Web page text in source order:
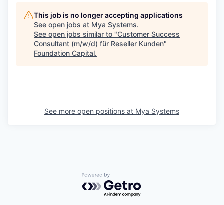
This job is no longer accepting applications
See open jobs at Mya Systems.
See open jobs similar to "Customer Success
Consultant (m/w/d) für Reseller Kunden"
Foundation Capital.
See more open positions at Mya Systems
Powered by Getro.com